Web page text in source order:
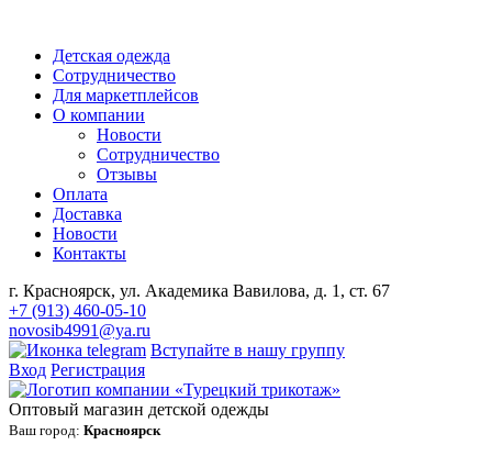
Детская одежда
Сотрудничество
Для маркетплейсов
О компании
Новости
Сотрудничество
Отзывы
Оплата
Доставка
Новости
Контакты
г. Красноярск, ул. Академика Вавилова, д. 1, ст. 67
+7 (913) 460-05-10
novosib4991@ya.ru
Вступайте в нашу группу
Вход Регистрация
Оптовый магазин детской одежды
Ваш город: Красноярск